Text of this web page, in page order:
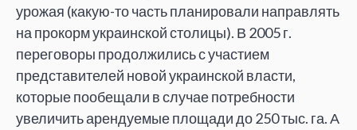
урожая (какую-то часть планировали направлять
на прокорм украинской столицы). В 2005 г.
переговоры продолжились с участием
представителей новой украинской власти,
которые пообещали в случае потребности
увеличить арендуемые площади до 250 тыс. га. А